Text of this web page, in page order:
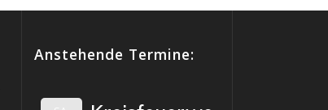
Anstehende Termine: